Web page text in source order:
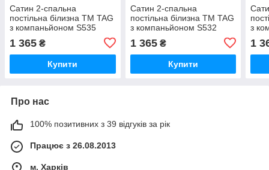
Сатин 2-спальна
постільна білизна ТМ TAG
з компаньйоном S535
1 365 ₴
Купити
Сатин 2-спальна
постільна білизна ТМ TAG
з компаньйоном S532
1 365₴
Купити
з
1
Про нас
100% позитивних з 39 відгуків за рік
Працює з 26.08.2013
м. Харків